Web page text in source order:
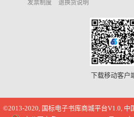
发票制度 退换货说明
下载移动客户
©2013-2020, 国标电子书库商城平台V1.0,